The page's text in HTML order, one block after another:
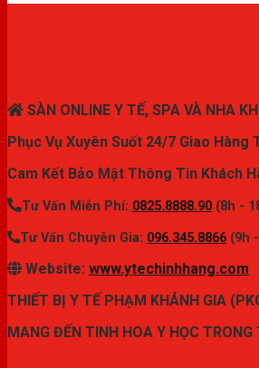
SÀN ONLINE Y TẾ, SPA VÀ NHA
Phục Vụ Xuyên Suốt 24/7 Giao Hàng
Cam Kết Bảo Mật Thông Tin Khách
Tư Vấn Miễn Phí: 0825.8888.90 (8h -
Tư Vấn Chuyên Gia: 096.345.8866 (9h
Website: www.ytechinhhang.com
THIẾT BỊ Y TẾ PHẠM KHÁNH GIA
MANG ĐẾN TINH HOA Y HỌC